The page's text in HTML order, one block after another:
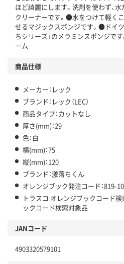
ほど綺麗にします。洗剤を使わず、
クリーナーです。●水をつけて軽く
せるマジックスポンジです。●ドイ
ちシリーズ」のメラミンスポンジで
ーム
商品仕様
メーカー：レック
ブランド：レック（LEC）
商品タイプ：カットなし
厚さ(mm)：29
色：白
横(mm)：75
縦(mm)：120
ブランド：激落ちくん
オレンジブック発注コード：819-
トラスコ オレンジブックコード
ックコード検索対象品
JANコード
4903320579101